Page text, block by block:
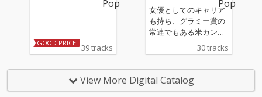
GOOD PRICE! 39 tracks
女優としてのキャリア
も持ち、グラミー賞の
常連でもある米カント
リー・ミュージック・
シーンのスーパースタ
「ロックの殿堂」入り
を果たした彼女が数々
30 tracks
View More Digital Catalog